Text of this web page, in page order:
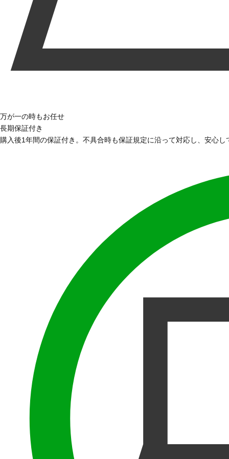
万が一の時もお任せ
長期保証付き
購入後1年間の保証付き。不具合時も保証規定に沿って対応し、安心